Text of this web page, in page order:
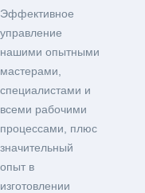
Эффективное
управление
нашими опытными
мастерами,
специалистами и
всеми рабочими
процессами, плюс
значительный
опыт в
изготовлении